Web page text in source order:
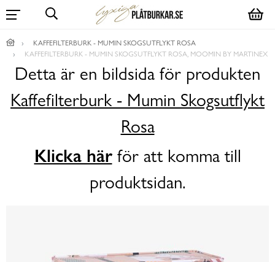
KAFFEFILTERBURK - MUMIN SKOGSUTFLYKT ROSA
KAFFEFILTERBURK - MUMIN SKOGSUTFLYKT ROSA, MOOMIN BY MARTINEX
Detta är en bildsida för produkten
Kaffefilterburk - Mumin Skogsutflykt
Rosa
Klicka härför att komma till
produktsidan.